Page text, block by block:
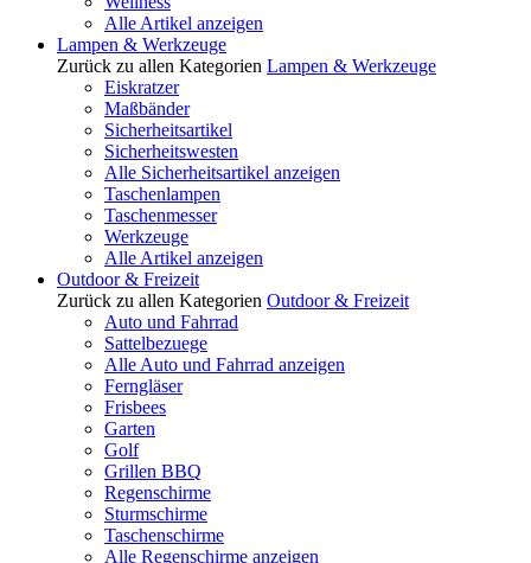
Alle Artikel anzeigen
Lampen & Werkzeuge
Zurück zu allen Kategorien Lampen & Werkzeuge
Eiskratzer
Maßbänder
Sicherheitsartikel
Sicherheitswesten
Alle Sicherheitsartikel anzeigen
Taschenlampen
Taschenmesser
Werkzeuge
Alle Artikel anzeigen
Outdoor & Freizeit
Zurück zu allen Kategorien Outdoor & Freizeit
Auto und Fahrrad
Sattelbezuege
Alle Auto und Fahrrad anzeigen
Ferngläser
Frisbees
Garten
Golf
Grillen BBQ
Regenschirme
Sturmschirme
Taschenschirme
Alle Regenschirme anzeigen